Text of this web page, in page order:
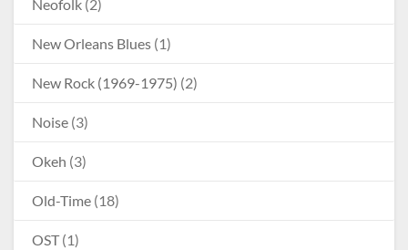
Neofolk (2)
New Orleans Blues (1)
New Rock (1969-1975) (2)
Noise (3)
Okeh (3)
Old-Time (18)
OST(1)